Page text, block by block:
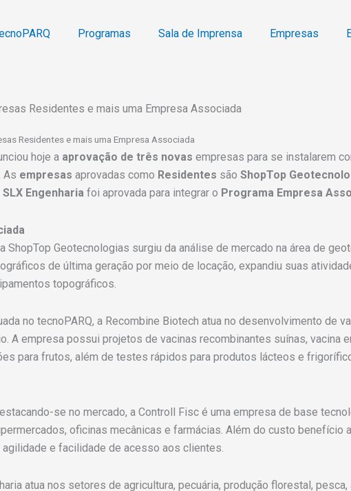
Programas Sala de Imprensa Empresas
Residentes e mais uma Empresa Associada
Residentes e mais uma Empresa Associada
hoje a aprovação de três novas empresas para se instalarem
. As empresas aprovadas como Residentes são ShopTop
SLX Engenharia foi aprovada para integrar o Programa Empresa
ShopTop Geotecnologias surgiu da análise de mercado na área de
de última geração por meio de locação, expandiu suas
topográficos.
no tecnoPARQ, a Recombine Biotech atua no desenvolvimento de
A empresa possui projetos de vacinas recombinantes suínas, vacina
para frutos, além de testes rápidos para produtos lácteos e
se no mercado, a Controll Fisc é uma empresa de base
oficinas mecânicas e farmácias. Além do custo benefício
e facilidade de acesso aos clientes.
atua nos setores de agricultura, pecuária, produção florestal,